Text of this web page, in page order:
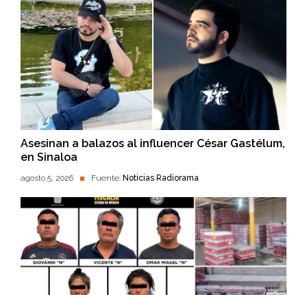
Asesinan a balazos al influencer César Gastélum,
en Sinaloa
agosto 5, 2026 Fuente: Noticias Radiorama